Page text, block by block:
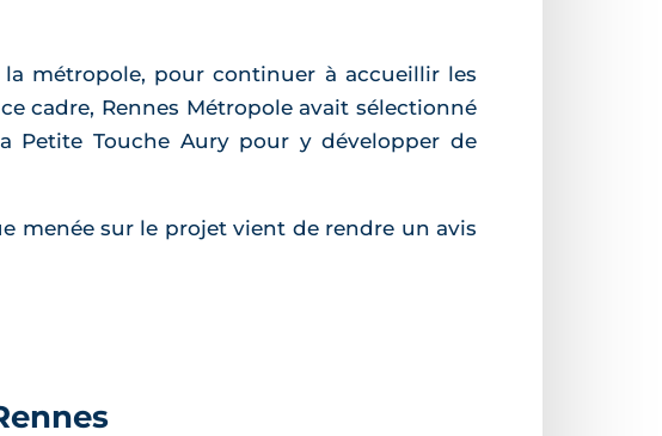
métropole, pour continuer à accueillir les
cadre, Rennes Métropole avait sélectionné
Petite Touche Aury pour y développer de
menée sur le projet vient de rendre un avis